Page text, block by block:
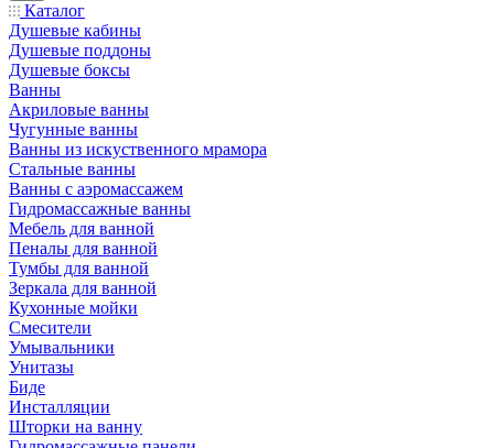
Каталог
Душевые кабины
Душевые поддоны
Душевые боксы
Ванны
Акриловые ванны
Чугунные ванны
Ванны из искуственного мрамора
Стальные ванны
Ванны с аэромассажем
Гидромассажные ванны
Мебель для ванной
Пеналы для ванной
Тумбы для ванной
Зеркала для ванной
Кухонные мойки
Смесители
Умывальники
Унитазы
Биде
Инсталляции
Шторки на ванну